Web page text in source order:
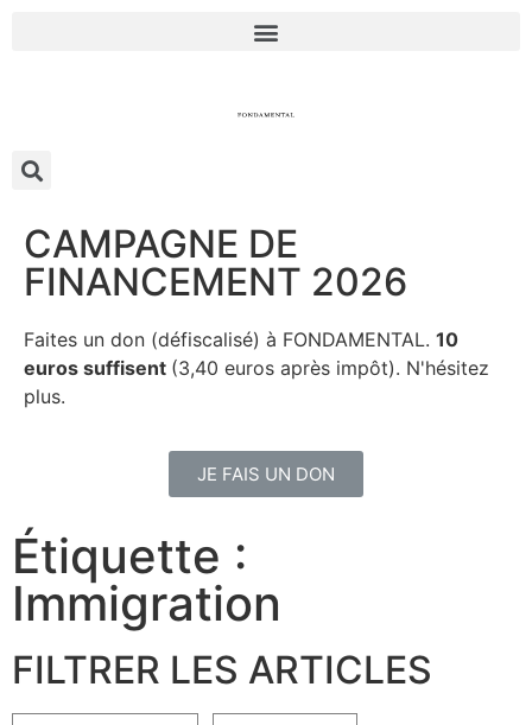
CAMPAGNE DE
FINANCEMENT 2026
Faites un don (défiscalisé) à FONDAMENTAL. 10
euros suffisent (3,40 euros après impôt). N'hésitez
plus.
JE FAIS UN DON
Étiquette :
Immigration
FILTRER LES ARTICLES